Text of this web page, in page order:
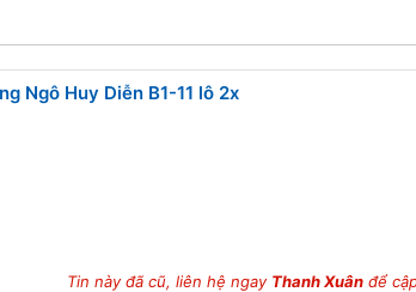
Ngô Huy Diễn B1-11 lô 2x
Tin này đã cũ, liên hệ ngay Thanh Xuân để